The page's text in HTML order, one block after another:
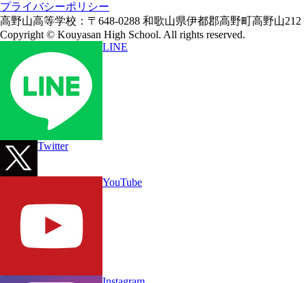
プライバシーポリシー
高野山高等学校：〒648-0288 和歌山県伊都郡高野町高野山212
Copyright © Kouyasan High School. All rights reserved.
LINE
Twitter
YouTube